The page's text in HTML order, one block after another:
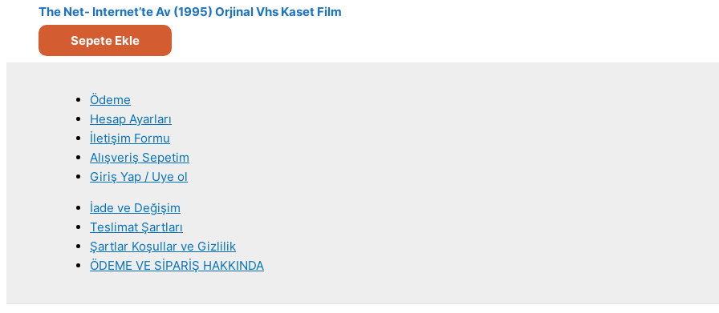
The Net- Internet’te Av (1995) Orjinal Vhs Kaset Film
Sepete Ekle
Ödeme
Hesap Ayarları
İletişim Formu
Alışveriş Sepetim
Giriş Yap / Uye ol
İade ve Değişim
Teslimat Şartları
Şartlar Koşullar ve Gizlilik
ÖDEME VE SİPARİŞ HAKKINDA